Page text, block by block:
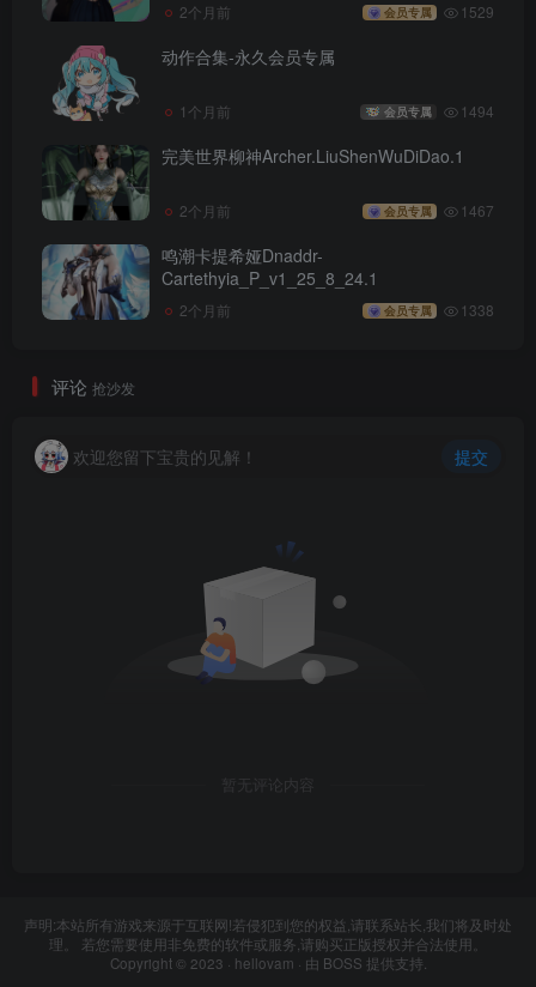
2个月前 会员专属 1529
动作合集-永久会员专属
1个月前 会员专属 1494
完美世界柳神Archer.LiuShenWuDiDao.1
2个月前 会员专属 1467
鸣潮卡提希娅Dnaddr-
Cartethyia_P_v1_25_8_24.1
2个月前 会员专属 1338
评论 抢沙发
欢迎您留下宝贵的见解！ 提交
暂无评论内容
声明:本站所有游戏来源于互联网!若侵犯到您的权益,请联系站长,我们将及时处
理。 若您需要使用非免费的软件或服务,请购买正版授权并合法使用。
Copyright © 2023 · hellovam · 由 BOSS 提供支持.